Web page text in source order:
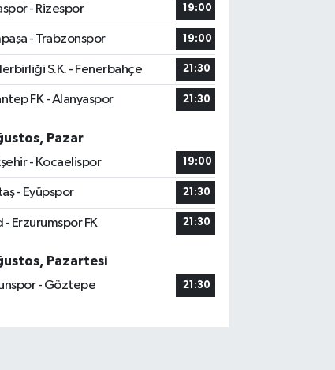
- Rizespor
19:00
- Trabzonspor 19:00
S.K. - Fenerbahçe 21:30
FK - Alanyaspor 21:30
Pazar
- Kocaelispor
19:00
- Eyüpspor 21:30
- Erzurumspor FK 21:30
Pazartesi
- Göztepe
21:30